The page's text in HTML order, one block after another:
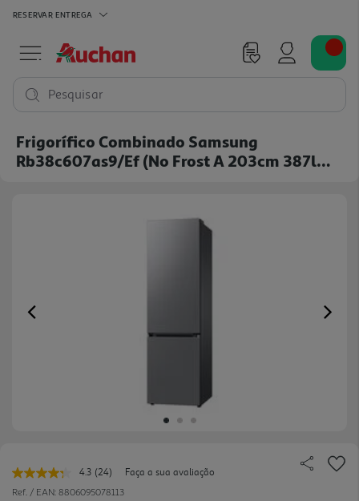
RESERVAR ENTREGA
Pesquisar
Frigorífico Combinado Samsung
Rb38c607as9/ef (no Frost A 203cm 387l
Previous
4.3 Leu
24
(24)
Faça a sua avaliação
Ref. / EAN: 8806095078113